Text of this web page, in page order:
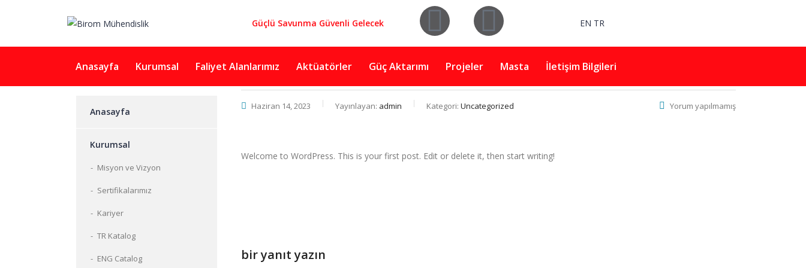
Güçlü Savunma Güvenli Gelecek EN TR
Anasayfa Kurumsal Faliyet Alanlarımız Aktüatörler Güç Aktarımı Projeler Masta İletişim Bilgileri
Haziran 14, 2023 Yayınlayan: admin Kategori: Uncategorized Yorum yapılmamış
Welcome to WordPress. This is your first post. Edit or delete it, then start writing!
bir yanıt yazın
Anasayfa
Kurumsal
Misyon ve Vizyon
Sertifikalarımız
Kariyer
TR Katalog
ENG Catalog